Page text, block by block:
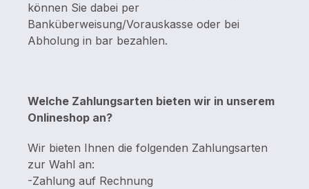
können Sie dabei per
Banküberweisung/Vorauskasse oder bei
Abholung in bar bezahlen.
Welche Zahlungsarten bieten wir in unserem
Onlineshop an?
Wir bieten Ihnen die folgenden Zahlungsarten
zur Wahl an:
-Zahlung auf Rechnung